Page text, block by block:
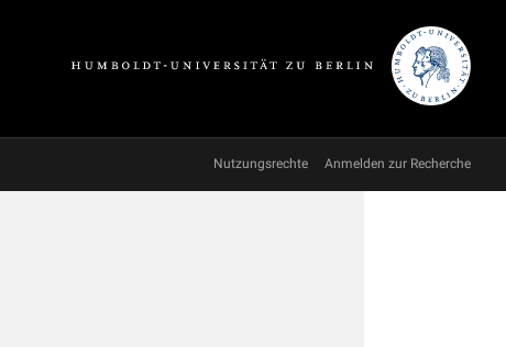
Nutzungsrechte Anmelden zur Recherche